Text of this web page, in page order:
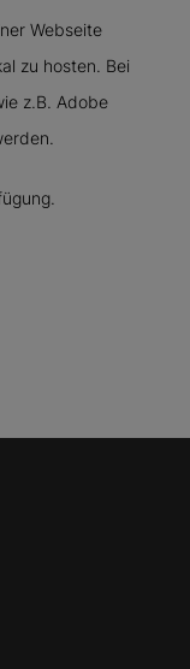
Webseite
zu hosten. Bei
z.B. Adobe